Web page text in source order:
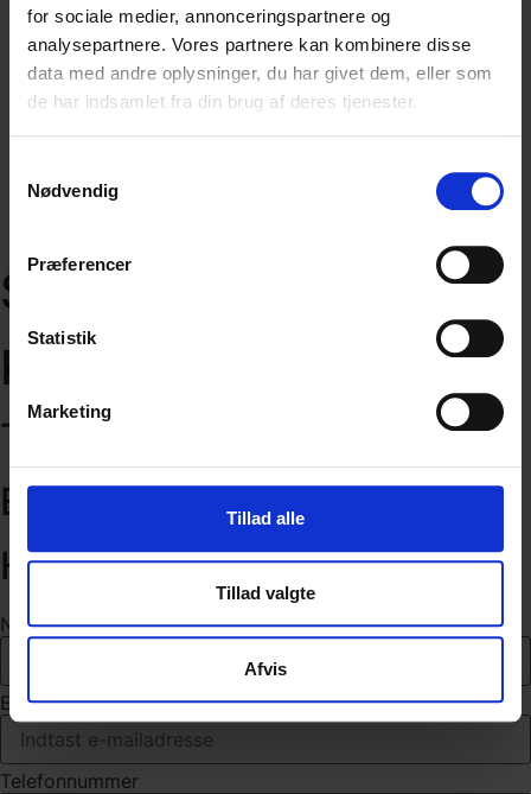
for sociale medier, annonceringspartnere og
analysepartnere. Vores partnere kan kombinere disse
data med andre oplysninger, du har givet dem, eller som
de har indsamlet fra din brug af deres tjenester.
Nødvendig
Præferencer
Statistik
Marketing
Tillad alle
Tillad valgte
Afvis
Livscyklusanalyse
Miljøvaredeklaration (EPD)
Dobbelt væsentlighedsanalyse
Energiscreening
Viden
Sustinia
Kontakt os
Tlf.
E-mailkontakt@sustinia.dk
Hvad kan vi gøre for dig?
Navn
E-mail
Telefonnummer